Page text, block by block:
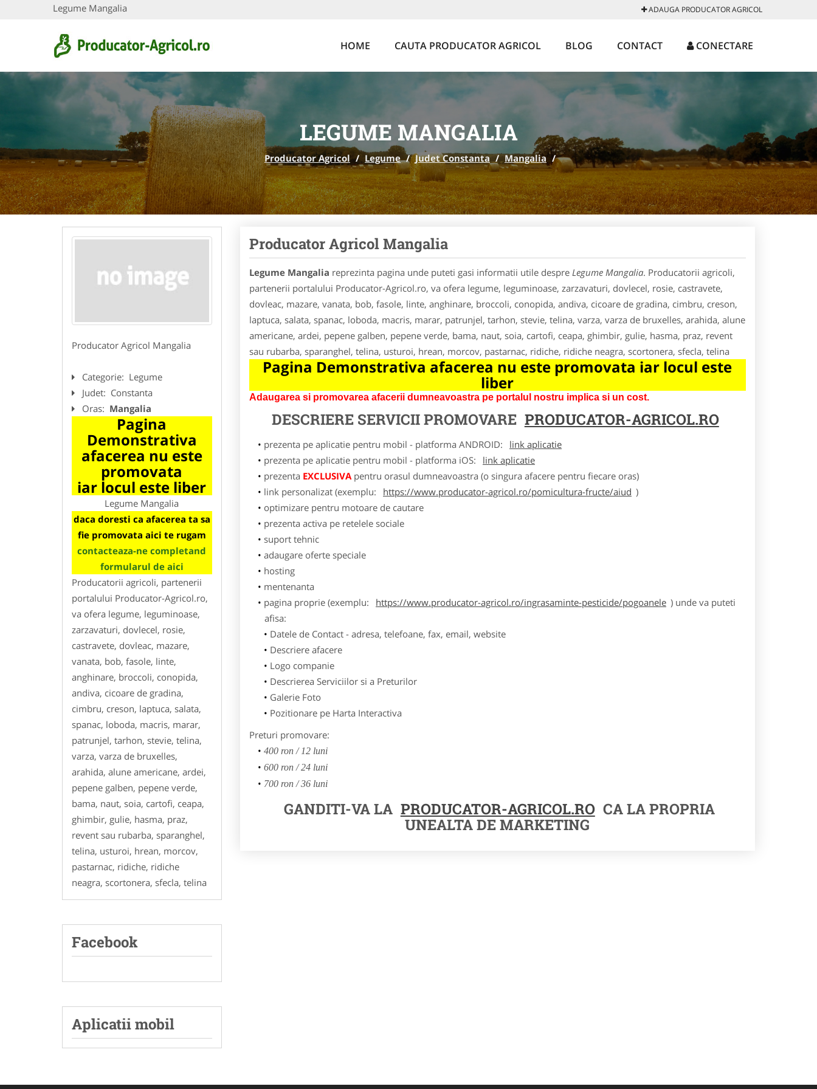
Legume Mangalia ADAUGA PRODUCATOR AGRICOL
HOME CAUTA PRODUCATOR AGRICOL BLOG CONTACT CONECTARE
LEGUME MANGALIA
Producator Agricol / Legume / Judet Constanta / Mangalia /
Producator Agricol Mangalia
Categorie: Legume
Judet: Constanta
Oras: Mangalia
Pagina
Demonstrativa
afacerea nu este
promovata
iar locul este liber
Legume Mangalia
daca doresti ca afacerea ta sa
fie promovata aici te rugam
contacteaza-ne completand
formularul de aici
Producatorii agricoli, partenerii
portalului Producator-Agricol.ro,
va ofera legume, leguminoase,
zarzavaturi, dovlecel, rosie,
castravete, dovleac, mazare,
vanata, bob, fasole, linte,
anghinare, broccoli, conopida,
andiva, cicoare de gradina,
cimbru, creson, laptuca, salata,
spanac, loboda, macris, marar,
patrunjel, tarhon, stevie, telina,
varza, varza de bruxelles,
arahida, alune americane, ardei,
pepene galben, pepene verde,
bama, naut, soia, cartofi, ceapa,
ghimbir, gulie, hasma, praz,
revent sau rubarba, sparanghel,
telina, usturoi, hrean, morcov,
pastarnac, ridiche, ridiche
neagra, scortonera, sfecla, telina
Facebook
Aplicatii mobil
Producator Agricol Mangalia
Legume Mangalia reprezinta pagina unde puteti gasi informatii utile despre Legume Mangalia. Producatorii agricoli,
partenerii portalului Producator-Agricol.ro, va ofera legume, leguminoase, zarzavaturi, dovlecel, rosie, castravete,
dovleac, mazare, vanata, bob, fasole, linte, anghinare, broccoli, conopida, andiva, cicoare de gradina, cimbru, creson,
laptuca, salata, spanac, loboda, macris, marar, patrunjel, tarhon, stevie, telina, varza, varza de bruxelles, arahida, alune
americane, ardei, pepene galben, pepene verde, bama, naut, soia, cartofi, ceapa, ghimbir, gulie, hasma, praz, revent
sau rubarba, sparanghel, telina, usturoi, hrean, morcov, pastarnac, ridiche, ridiche neagra, scortonera, sfecla, telina
Pagina Demonstrativa afacerea nu este promovata iar locul este
liber
Adaugarea si promovarea afacerii dumneavoastra pe portalul nostru implica si un cost.
DESCRIERE SERVICII PROMOVARE PRODUCATOR-AGRICOL.RO
prezenta pe aplicatie pentru mobil - platforma ANDROID:
link aplicatie
prezenta pe aplicatie pentru mobil - platforma iOS:
link aplicatie
prezenta EXCLUSIVApentru orasul dumneavoastra (o singura afacere pentru fiecare oras)
link personalizat (exemplu:
https://www.producator-agricol.ro/pomicultura-fructe/aiud )
optimizare pentru motoare de cautare
prezenta activa pe retelele sociale
suport tehnic
adaugare oferte speciale
hosting
mentenanta
pagina proprie (exemplu:
https://www.producator-agricol.ro/ingrasaminte-pesticide/pogoanele ) unde va puteti
afisa:
Datele de Contact - adresa, telefoane, fax, email, website
Descriere afacere
Logo companie
Descrierea Serviciilor si a Preturilor
Galerie Foto
Pozitionare pe Harta Interactiva
Preturi promovare:
400 ron / 12 luni
600 ron / 24 luni
700 ron / 36 luni
GANDITI-VA LA PRODUCATOR-AGRICOL.RO CA LA PROPRIA
UNEALTA DE MARKETING